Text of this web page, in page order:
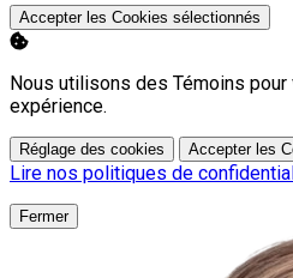
Accepter les Cookies sélectionnés
Nous utilisons des Témoins
expérience.
Réglage des cookies Accepter les
Lire nos politiques de
Fermer